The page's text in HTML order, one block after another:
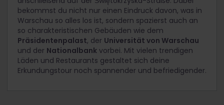
bekommst du nicht nur einen Eindruck davon, was in
Warschau so alles los ist, sondern spazierst auch an
so charakteristischen Gebäuden wie dem
Präsidentenpalast, der Universität von Warschau
und der Nationalbank vorbei. Mit vielen trendigen
Läden und Restaurants gestaltet sich deine
Erkundungstour noch spannender und befriedigender.